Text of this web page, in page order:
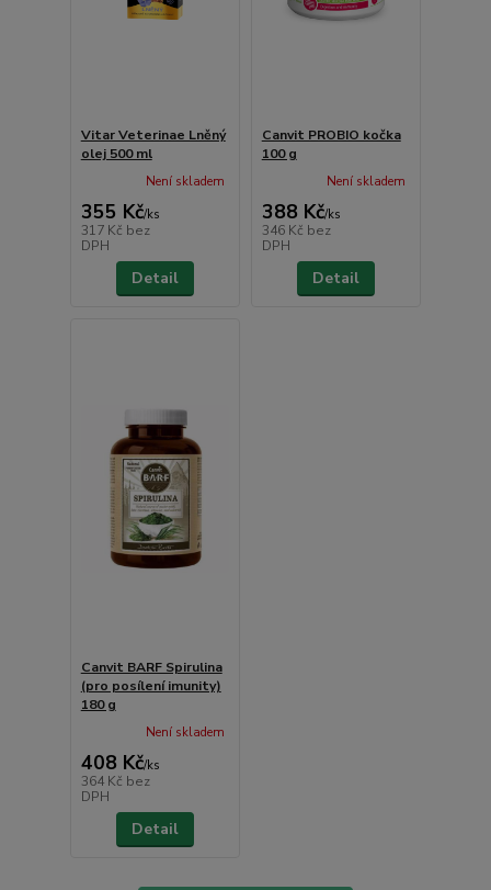
Vitar Veterinae Lněný
olej 500 ml
355 Kč/ks
317 Kč bez
DPH
Není skladem
Detail
Canvit PROBIO kočka
100 g
388 Kč/ks
346 Kč bez
DPH
Není skladem
Detail
Canvit BARF Spirulina
(pro posílení imunity)
180 g
408 Kč/ks
364 Kč bez
DPH
Není skladem
Detail